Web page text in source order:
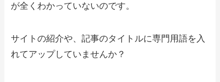
が全くわかっていないのです。
サイトの紹介や、記事のタイトルに専門用語を入
れてアップしていませんか？